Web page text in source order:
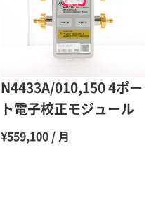
75％（割引率25％）
70％（割引率30％）
65％（割引率35％）
60％（割引率 40％）
55％（割引率45％）
N4433A/010,150 4ポー
ト電子校正モジュール
¥559,100 / 月